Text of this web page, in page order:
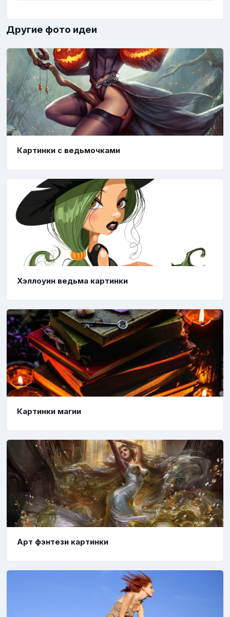
Другие фото идеи
Картинки с ведьмочками
Хэллоуин ведьма картинки
Картинки магии
Арт фэнтези картинки